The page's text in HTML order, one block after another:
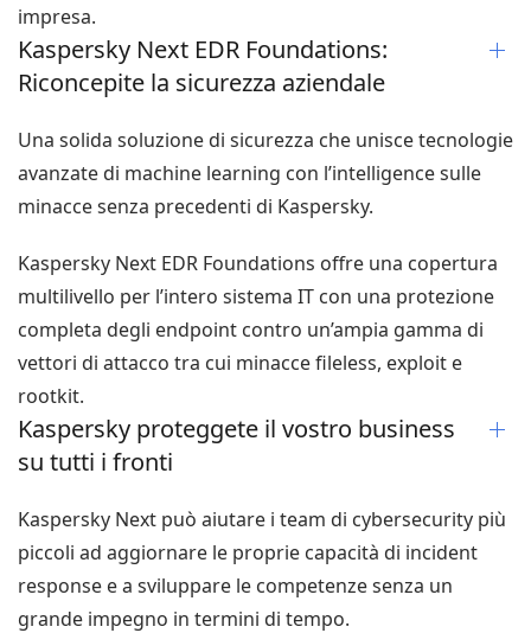
impresa.
Kaspersky Next EDR Foundations:
Riconcepite la sicurezza aziendale
Una solida soluzione di sicurezza che unisce tecnologie
avanzate di machine learning con l’intelligence sulle
minacce senza precedenti di Kaspersky.
Kaspersky Next EDR Foundations offre una copertura
multilivello per l’intero sistema IT con una protezione
completa degli endpoint contro un’ampia gamma di
vettori di attacco tra cui minacce fileless, exploit e
rootkit.
Kaspersky proteggete il vostro business
su tutti i fronti
Kaspersky Next può aiutare i team di cybersecurity più
piccoli ad aggiornare le proprie capacità di incident
response e a sviluppare le competenze senza un
grande impegno in termini di tempo.